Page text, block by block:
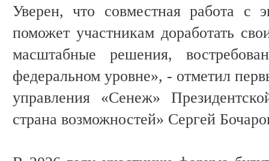
Уверен, что совместная работа с
поможет участникам доработать
масштабные решения,
федеральном уровне», - отметил
управления «Сенеж»
страна возможностей» Сергей